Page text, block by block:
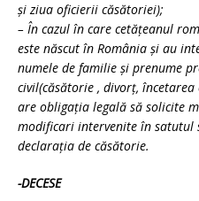
şi ziua oficierii căsătoriei);
– În cazul în care cetăţeanul
este născut în România şi au
numele de familie şi prenume
civil(căsătorie , divorţ,
are obligaţia legală să solicite
modificari intervenite în satutul
declaraţia de căsătorie.
-DECESE